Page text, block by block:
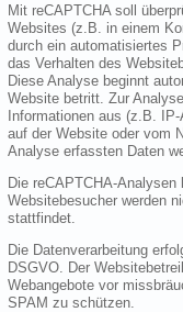
Mit reCAPTCHA soll
Websites (z.B. in einem
durch ein automatisiertes
das Verhalten des
Diese Analyse beginnt
Website betritt. Zur
Informationen aus (z.B.
auf der Website oder vom
Analyse erfassten Daten
Die reCAPTCHA-Analysen
Websitebesucher werden
stattfindet.
Die Datenverarbeitung
DSGVO. Der
Webangebote vor
SPAM zu schützen.